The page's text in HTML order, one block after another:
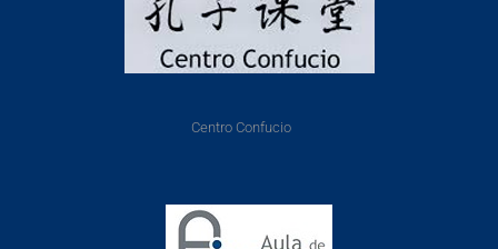
Centro Confucio